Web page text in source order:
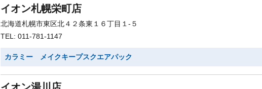
イオン札幌栄町店
北海道札幌市東区北４２条東１６丁目１-５
TEL: 011-781-1147
カラミー メイクキープスクエアパック